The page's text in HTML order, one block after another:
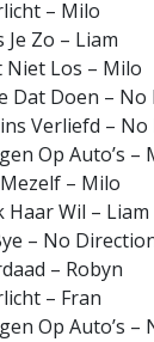
– Milo
Je Zo – Liam
Niet Los – Milo
Dat Doen –
Verliefd –
Op Auto’s –
– Milo
Haar Wil – Liam
– No
– Robyn
– Fran
Op Auto’s –